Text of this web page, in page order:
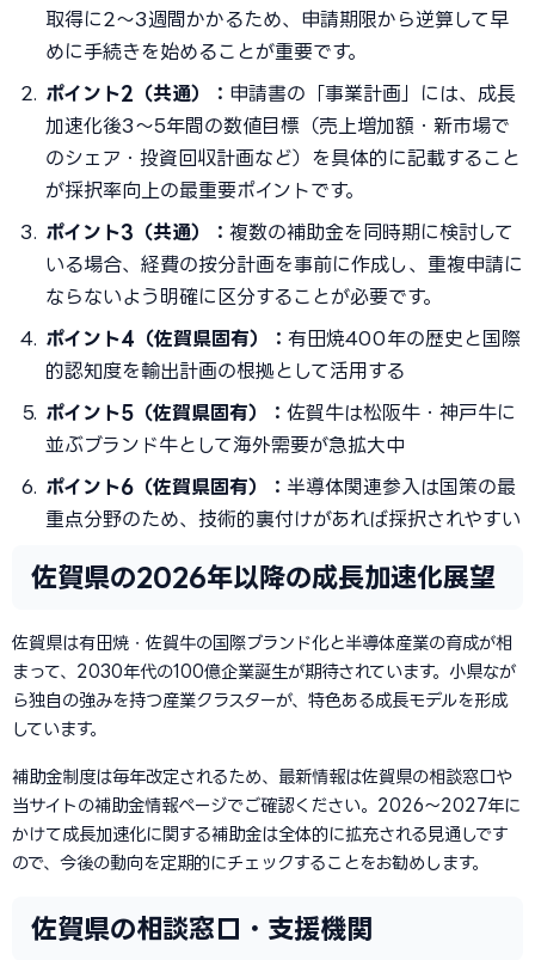
取得に2〜3週間かかるため、申請期限から逆算して早
めに手続きを始めることが重要です。
ポイント2（共通）： 申請書の「事業計画」には、成長
加速化後3〜5年間の数値目標（売上増加額・新市場で
のシェア・投資回収計画など）を具体的に記載すること
が採択率向上の最重要ポイントです。
ポイント3（共通）： 複数の補助金を同時期に検討して
いる場合、経費の按分計画を事前に作成し、重複申請に
ならないよう明確に区分することが必要です。
ポイント4（佐賀県固有）： 有田焼400年の歴史と国際
的認知度を輸出計画の根拠として活用する
ポイント5（佐賀県固有）： 佐賀牛は松阪牛・神戸牛に
並ぶブランド牛として海外需要が急拡大中
ポイント6（佐賀県固有）： 半導体関連参入は国策の最
重点分野のため、技術的裏付けがあれば採択されやすい
佐賀県の2026年以降の成長加速化展望
佐賀県は有田焼・佐賀牛の国際ブランド化と半導体産業の育成が相
まって、2030年代の100億企業誕生が期待されています。小県なが
ら独自の強みを持つ産業クラスターが、特色ある成長モデルを形成
しています。
補助金制度は毎年改定されるため、最新情報は佐賀県の相談窓口や
当サイトの補助金情報ページでご確認ください。2026〜2027年に
かけて成長加速化に関する補助金は全体的に拡充される見通しです
ので、今後の動向を定期的にチェックすることをお勧めします。
佐賀県の相談窓口・支援機関